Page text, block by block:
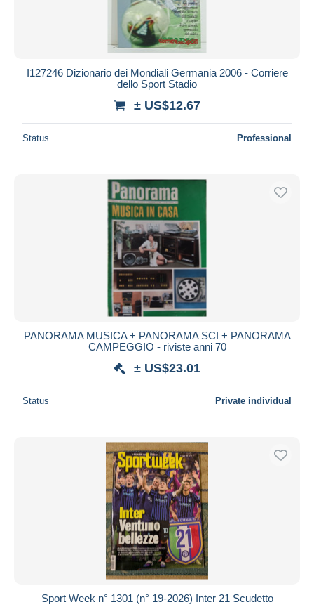
I127246 Dizionario dei Mondiali Germania 2006 - Corriere
dello Sport Stadio
± US$12.67
Status Professional
PANORAMA MUSICA + PANORAMA SCI + PANORAMA
CAMPEGGIO - riviste anni 70
± US$23.01
Status Private individual
Sport Week n° 1301 (n° 19-2026) Inter 21 Scudetto